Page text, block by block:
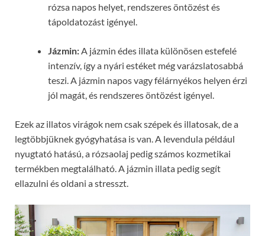
rózsa napos helyet, rendszeres öntözést és
tápoldatozást igényel.
Jázmin: A jázmin édes illata különösen estefelé
intenzív, így a nyári estéket még varázslatosabbá
teszi. A jázmin napos vagy félárnyékos helyen érzi
jól magát, és rendszeres öntözést igényel.
Ezek az illatos virágok nem csak szépek és illatosak, de a
legtöbbjüknek gyógyhatása is van. A levendula például
nyugtató hatású, a rózsaolaj pedig számos kozmetikai
termékben megtalálható. A jázmin illata pedig segít
ellazulni és oldani a stresszt.